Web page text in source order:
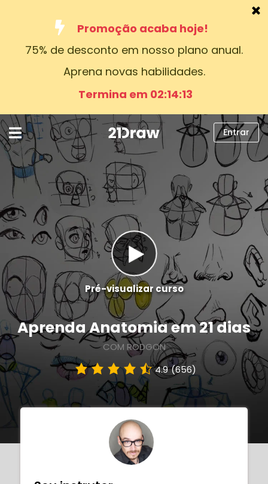
Promoção acaba hoje!
75% de desconto em nosso plano anual.
Aprena novas habilidades.
Termina em 02:14:11
Cursos
Ajuda
Blog
Sobre nós
Entrar
Português
Entrar
Pré-visualizar curso
Aprenda Anatomia em 21 dias
COM RODGON
4.9 (656)